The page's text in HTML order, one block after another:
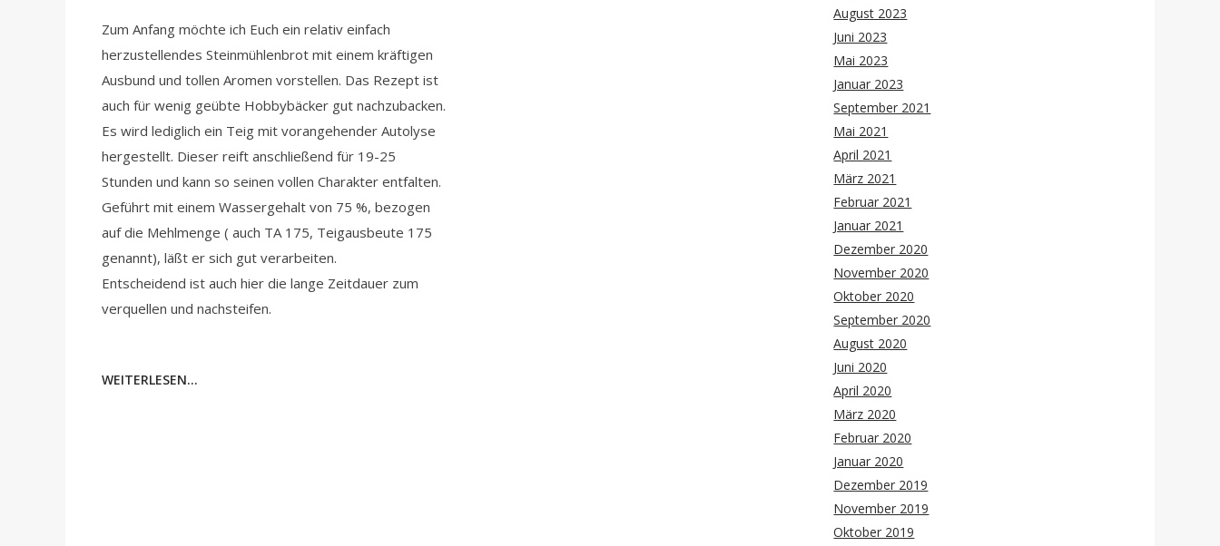
Zum Anfang möchte ich Euch ein relativ einfach
herzustellendes Steinmühlenbrot mit einem kräftigen
Ausbund und tollen Aromen vorstellen. Das Rezept ist
auch für wenig geübte Hobbybäcker gut nachzubacken.
Es wird lediglich ein Teig mit vorangehender Autolyse
hergestellt. Dieser reift anschließend für 19-25
Stunden und kann so seinen vollen Charakter entfalten.
Geführt mit einem Wassergehalt von 75 %, bezogen
auf die Mehlmenge ( auch TA 175, Teigausbeute 175
genannt), läßt er sich gut verarbeiten.
Entscheidend ist auch hier die lange Zeitdauer zum
verquellen und nachsteifen.
WEITERLESEN...
August 2023
Juni 2023
Mai 2023
Januar 2023
September 2021
Mai 2021
April 2021
März 2021
Februar 2021
Januar 2021
Dezember 2020
November 2020
Oktober 2020
September 2020
August 2020
Juni 2020
April 2020
März 2020
Februar 2020
Januar 2020
Dezember 2019
November 2019
Oktober 2019